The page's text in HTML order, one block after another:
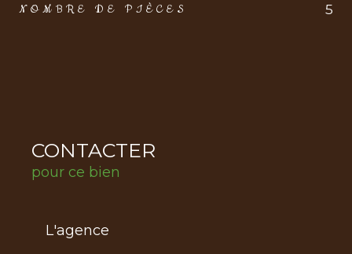
NOMBRE DE PIÈCES 5
CONTACTER
pour ce bien
L'agence